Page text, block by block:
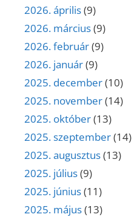
2026. április(9)
2026. március(9)
2026. február(9)
2026. január(9)
2025. december(10)
2025. november(14)
2025. október(13)
2025. szeptember(14)
2025. augusztus(13)
2025. július(9)
2025. június(11)
2025. május(13)